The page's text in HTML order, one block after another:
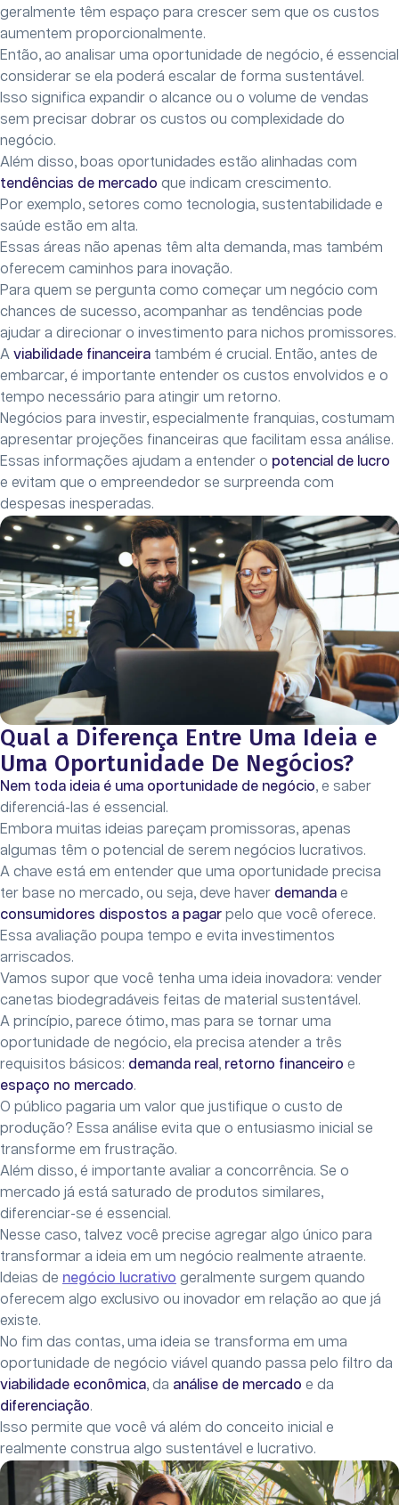
geralmente têm espaço para crescer sem que os custos
aumentem proporcionalmente.
Então, ao analisar uma oportunidade de negócio, é essencial
considerar se ela poderá escalar de forma sustentável.
Isso significa expandir o alcance ou o volume de vendas
sem precisar dobrar os custos ou complexidade do
negócio.
Além disso, boas oportunidades estão alinhadas com
tendências de mercado que indicam crescimento.
Por exemplo, setores como tecnologia, sustentabilidade e
saúde estão em alta.
Essas áreas não apenas têm alta demanda, mas também
oferecem caminhos para inovação.
Para quem se pergunta como começar um negócio com
chances de sucesso, acompanhar as tendências pode
ajudar a direcionar o investimento para nichos promissores.
A viabilidade financeira também é crucial. Então, antes de
embarcar, é importante entender os custos envolvidos e o
tempo necessário para atingir um retorno.
Negócios para investir, especialmente franquias, costumam
apresentar projeções financeiras que facilitam essa análise.
Essas informações ajudam a entender o potencial de lucro
e evitam que o empreendedor se surpreenda com
despesas inesperadas.
Qual a Diferença Entre Uma Ideia e
Uma Oportunidade De Negócios?
Nem toda ideia é uma oportunidade de negócio, e saber
diferenciá-las é essencial.
Embora muitas ideias pareçam promissoras, apenas
algumas têm o potencial de serem negócios lucrativos.
A chave está em entender que uma oportunidade precisa
ter base no mercado, ou seja, deve haver demanda e
consumidores dispostos a pagar pelo que você oferece.
Essa avaliação poupa tempo e evita investimentos
arriscados.
Vamos supor que você tenha uma ideia inovadora: vender
canetas biodegradáveis feitas de material sustentável.
A princípio, parece ótimo, mas para se tornar uma
oportunidade de negócio, ela precisa atender a três
requisitos básicos: demanda real , retorno financeiro e
espaço no mercado.
O público pagaria um valor que justifique o custo de
produção? Essa análise evita que o entusiasmo inicial se
transforme em frustração.
Além disso, é importante avaliar a concorrência. Se o
mercado já está saturado de produtos similares,
diferenciar-se é essencial.
Nesse caso, talvez você precise agregar algo único para
transformar a ideia em um negócio realmente atraente.
Ideias de negócio lucrativo geralmente surgem quando
oferecem algo exclusivo ou inovador em relação ao que já
existe.
No fim das contas, uma ideia se transforma em uma
oportunidade de negócio viável quando passa pelo filtro da
viabilidade econômica, da análise de mercado e da
diferenciação.
Isso permite que você vá além do conceito inicial e
realmente construa algo sustentável e lucrativo.